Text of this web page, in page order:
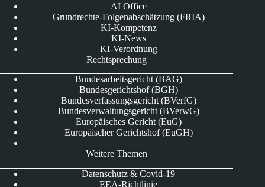
AI Office
Grundrechte-Folgenabschätzung (FRIA)
KI-Kompetenz
KI-News
KI-Verordnung
Rechtsprechung
Bundesarbeitsgericht (BAG)
Bundesgerichtshof (BGH)
Bundesverfassungsgericht (BVerfG)
Bundesverwaltungsgericht (BVerwG)
Europäisches Gericht (EuG)
Europäischer Gerichtshof (EuGH)
Weitere Themen
Datenschutz & Covid-19
EEA-Richtlinie